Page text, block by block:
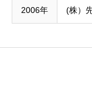
2006年 (株）